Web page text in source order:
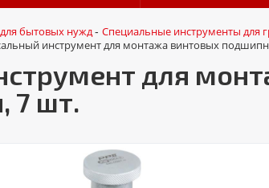
бытовых нужд- Специальные инструменты для
инструмент для монтажа винтовых
для
7 шт.